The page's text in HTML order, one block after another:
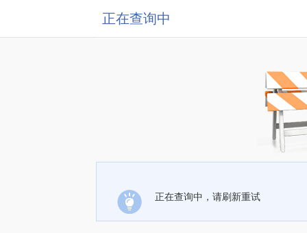
正在查询中
正在查询中，请刷新重试